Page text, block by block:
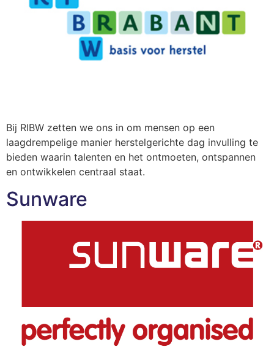
Bij RIBW zetten we ons in om mensen op een
laagdrempelige manier herstelgerichte dag invulling te
bieden waarin talenten en het ontmoeten, ontspannen
en ontwikkelen centraal staat.
Sunware